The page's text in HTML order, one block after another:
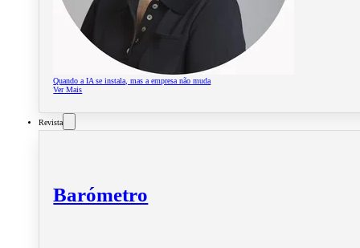
Quando a IA se instala, mas a empresa não muda
Ver Mais
Revista
Barómetro